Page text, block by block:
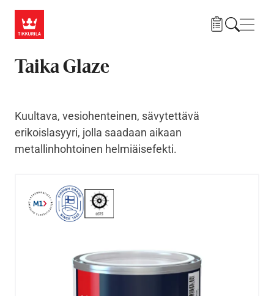
Taika Glaze
Kuultava, vesiohenteinen, sävytettävä
erikoislasyyri, jolla saadaan aikaan
metallinhohtoinen helmiäisefekti.